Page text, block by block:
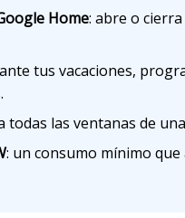
Home: abre o
tus vacaciones,
todas las ventanas de
: un consumo mínimo